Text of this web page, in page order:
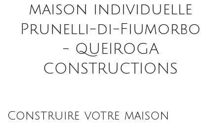
maison individuelle
Prunelli-di-Fiumorbo
- QUEIROGA
CONSTRUCTIONS
Construire votre maison